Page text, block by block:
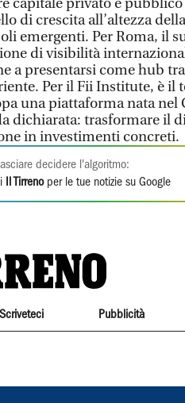
capitale privato e pubblico
di crescita all’altezza
emergenti. Per Roma, il
di visibilità
a presentarsi come hub
Per il Fii Institute, è il
una piattaforma nata
dichiarata: trasformare il
in investimenti concreti.
decidere l'algoritmo:
Il Tirrenoper le tue notizie su Google
Scriveteci Pubblicità